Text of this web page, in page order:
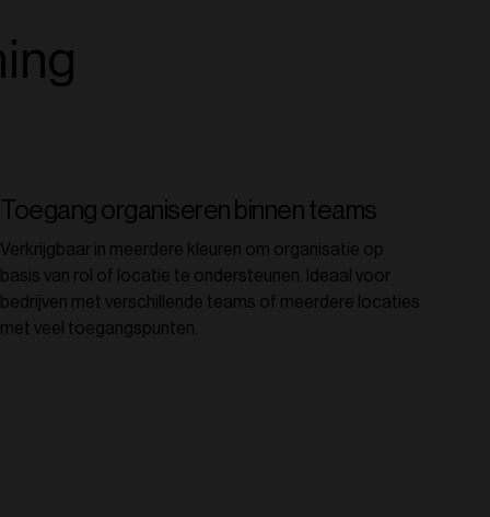
Toegang organiseren binnen teams
Verkrijgbaar in meerdere kleuren om organisatie op
basis van rol of locatie te ondersteunen. Ideaal voor
bedrijven met verschillende teams of meerdere locaties
met veel toegangspunten.